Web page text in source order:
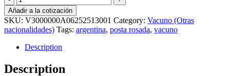
ROSADA
CAT
V
ARGENTINO
KG
(C)
quantity
Añadir a la cotización
SKU: V3000000A06252513001 Category: Vacuno (Otras
nacionalidades) Tags: argentina, posta rosada, vacuno
Description
Description